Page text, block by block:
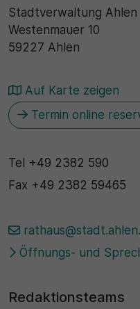
Stadtverwaltung Ahlen
Westenmauer 10
59227 Ahlen
Auf Karte zeigen
Termin online
Tel +49 2382 590
Fax +49 2382 59465
Öffnungs- und
Redaktionsteams